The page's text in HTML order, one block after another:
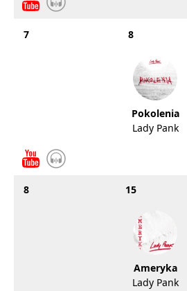
7 8
Pokolenia
Lady Pank
8 15
Ameryka
Lady Pank